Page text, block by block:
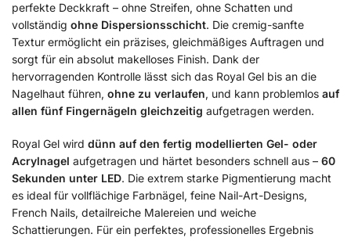
perfekte Deckkraft – ohne Streifen, ohne Schatten und
vollständig ohne Dispersionsschicht. Die cremig-sanfte
Textur ermöglicht ein präzises, gleichmäßiges Auftragen und
sorgt für ein absolut makelloses Finish. Dank der
hervorragenden Kontrolle lässt sich das Royal Gel bis an die
Nagelhaut führen, ohne zu verlaufen, und kann problemlos auf
allen fünf Fingernägeln gleichzeitig aufgetragen werden.
Royal Gel wird dünn auf den fertig modellierten Gel- oder
Acrylnagel aufgetragen und härtet besonders schnell aus – 60
Sekunden unter LED. Die extrem starke Pigmentierung macht
es ideal für vollflächige Farbnägel, feine Nail-Art-Designs,
French Nails, detailreiche Malereien und weiche
Schattierungen. Für ein perfektes, professionelles Ergebnis